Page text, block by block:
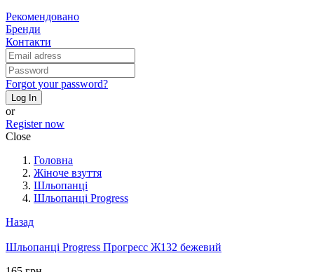
Рекомендовано
Бренди
Контакти
Forgot your password?
Log In
or
Register now
Close
Головна
Жіноче взуття
Шльопанці
Шльопанці Progress
Назад
Шльопанці Progress Прогресс Ж132 бежевий